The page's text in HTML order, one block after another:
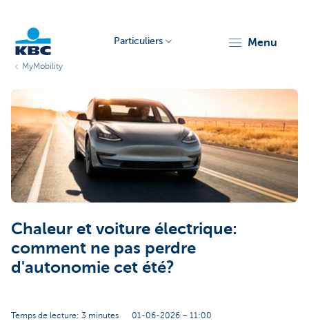
Particuliers menu
MyMobility
Chaleur et voiture électrique:
comment ne pas perdre
d'autonomie cet été?
Temps de lecture: 3 minutes 01-06-2026 – 11:00